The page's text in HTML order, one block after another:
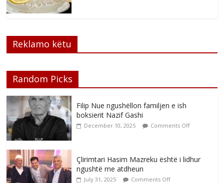
Reklamo këtu
Random Picks
Filip Nue ngushëllon familjen e ish
boksierit Nazif Gashi
December 10, 2025 Comments Off
Çlirimtari Hasim Mazreku është i lidhur
ngushtë me atdheun
July 31, 2025 Comments Off